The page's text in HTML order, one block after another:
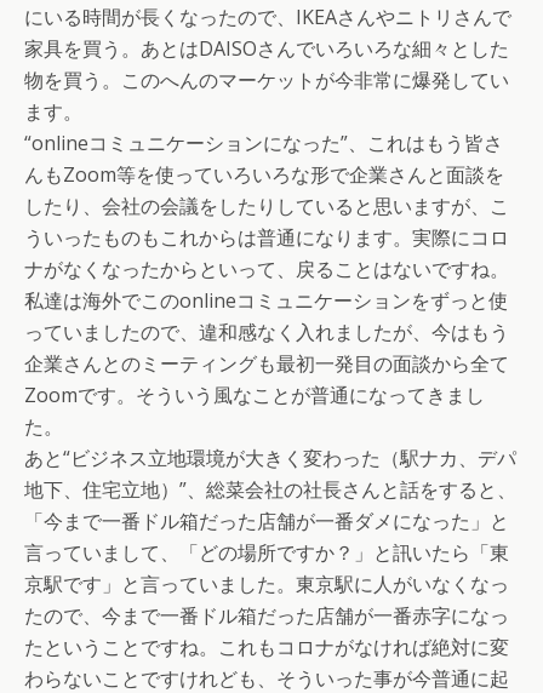
にいる時間が長くなったので、IKEAさんやニトリさんで
家具を買う。あとはDAISOさんでいろいろな細々とした
物を買う。このへんのマーケットが今非常に爆発してい
ます。
“onlineコミュニケーションになった”、これはもう皆さ
んもZoom等を使っていろいろな形で企業さんと面談を
したり、会社の会議をしたりしていると思いますが、こ
ういったものもこれからは普通になります。実際にコロ
ナがなくなったからといって、戻ることはないですね。
私達は海外でこのonlineコミュニケーションをずっと使
っていましたので、違和感なく入れましたが、今はもう
企業さんとのミーティングも最初一発目の面談から全て
Zoomです。そういう風なことが普通になってきまし
た。
あと“ビジネス立地環境が大きく変わった（駅ナカ、デパ
地下、住宅立地）”、総菜会社の社長さんと話をすると、
「今まで一番ドル箱だった店舗が一番ダメになった」と
言っていまして、「どの場所ですか？」と訊いたら「東
京駅です」と言っていました。東京駅に人がいなくなっ
たので、今まで一番ドル箱だった店舗が一番赤字になっ
たということですね。これもコロナがなければ絶対に変
わらないことですけれども、そういった事が今普通に起